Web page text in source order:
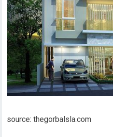
source: thegorbalsla.com